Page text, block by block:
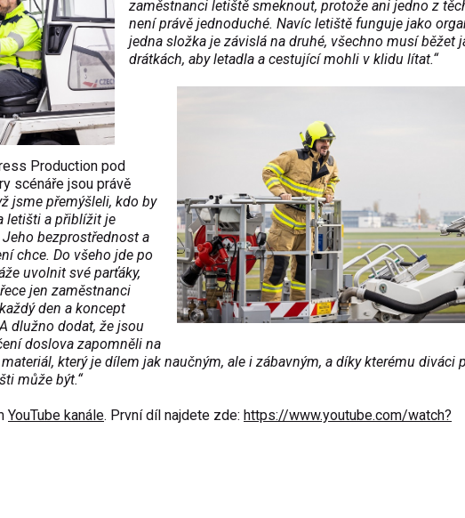
zaměstnanci letiště smeknout, protože ani jedno z
není právě jednoduché. Navíc letiště funguje jako
jedna složka je závislá na druhé, všechno musí běžet
drátkách, aby letadla a cestující mohli v klidu lítat.“
Production pod
scénáře jsou právě
jsme přemýšleli, kdo by
letišti a přiblížit je
bezprostřednost a
chce. Do všeho jde po
uvolnit své parťáky,
jen zaměstnanci
den a koncept
dlužno dodat, že jsou
doslova zapomněli na
který je dílem jak naučným, ale i zábavným, a díky kterému diváci
může být.“
YouTube kanále. První díl najdete zde: https://www.youtube.com/watch?